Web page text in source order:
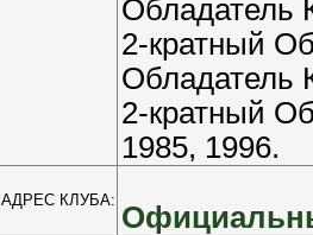
Обладатель
2-кратный
Обладатель
2-кратный
1985, 1996.
АДРЕС КЛУБА: